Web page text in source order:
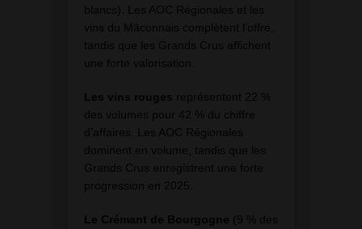
blancs). Les AOC Régionales et les
vins du Mâconnais complètent l’offre,
tandis que les Grands Crus affichent
une forte valorisation.
Les vins rouges représentent 22 %
des volumes pour 42 % du chiffre
d’affaires. Les AOC Régionales
dominent en volume, tandis que les
Grands Crus enregistrent une forte
progression en 2025.
Le Crémant de Bourgogne (9 % des